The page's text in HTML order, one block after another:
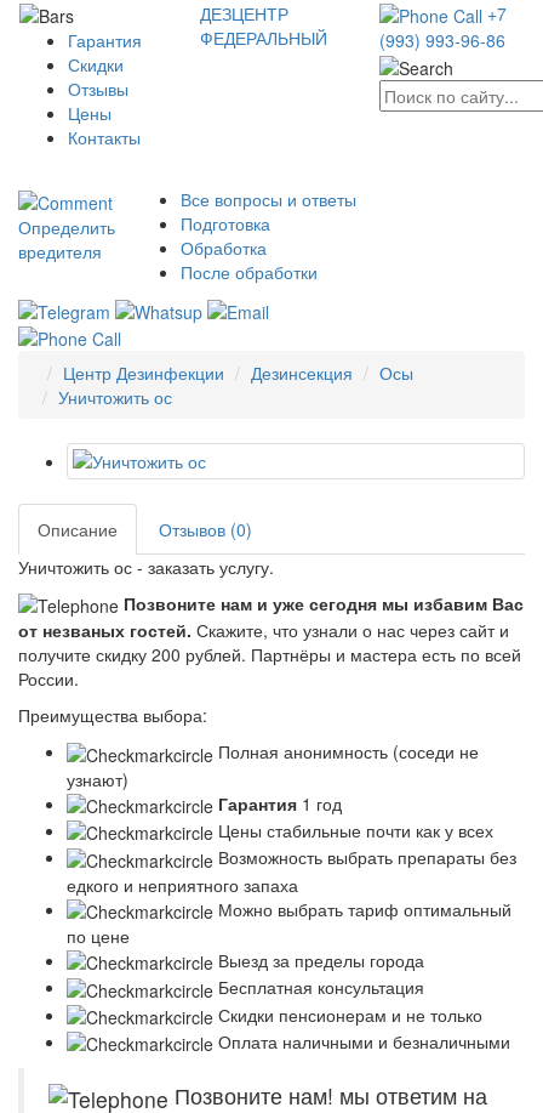
Гарантия
Скидки
Отзывы
Цены
Контакты
ДЕЗЦЕНТР
ФЕДЕРАЛЬНЫЙ
+7
(993) 993-96-86
Определить
вредителя
Все вопросы и ответы
Подготовка
Обработка
После обработки
Центр Дезинфекции Дезинсекция
Осы
Уничтожить ос
Описание
Отзывов (0)
Уничтожить ос - заказать услугу.
Позвоните нам и уже сегодня мы избавим Вас
от незваных гостей. Скажите, что узнали о нас через сайт и
получите скидку 200 рублей. Партнёры и мастера есть по всей
России.
Преимущества выбора:
Полная анонимность (соседи не
узнают)
Гарантия 1 год
Цены стабильные почти как у всех
Возможность выбрать препараты без
едкого и неприятного запаха
Можно выбрать тариф оптимальный
по цене
Выезд за пределы города
Бесплатная консультация
Скидки пенсионерам и не только
Оплата наличными и безналичными
Позвоните нам! мы ответим на